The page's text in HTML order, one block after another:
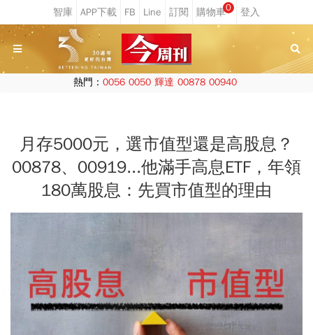
0
熱門： 0056 0050 輝達 00878 00940
月存5000元，選市值型還是高股息？
00878、00919...他滿手高息ETF，年領
180萬股息：先買市值型的理由